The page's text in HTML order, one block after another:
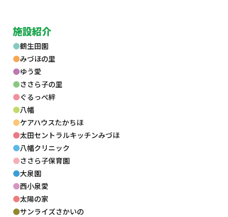
施設紹介
鶴生田園
みづほの里
ゆう愛
ささら子の里
ぐるっぺ絆
八幡
ケアハウスたかちほ
太田セントラルキッチンみづほ
八幡クリニック
ささら子保育園
大泉園
西小泉愛
太陽の家
サンライズさかいの